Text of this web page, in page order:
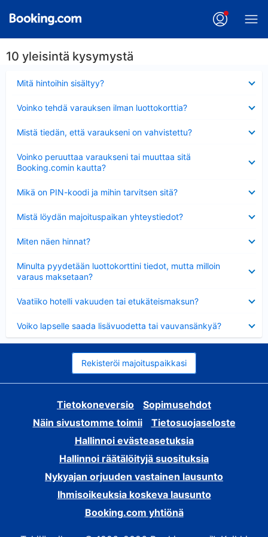
10 yleisintä kysymystä
Mitä hintoihin sisältyy?
Voinko tehdä varauksen ilman luottokorttia?
Mistä tiedän, että varaukseni on vahvistettu?
Voinko peruuttaa varaukseni tai muuttaa sitä
Booking.comin kautta?
Mikä on PIN-koodi ja mihin tarvitsen sitä?
Mistä löydän majoituspaikan yhteystiedot?
Miten näen hinnat?
Minulta pyydetään luottokorttini tiedot, mutta milloin
varaus maksetaan?
Vaatiiko hotelli vakuuden tai etukäteismaksun?
Voiko lapselle saada lisävuodetta tai vauvansänkyä?
Rekisteröi majoituspaikkasi
Tietokoneversio
Sopimusehdot
Näin sivustomme toimii
Tietosuojaseloste
Hallinnoi evästeasetuksia
Hallinnoi räätälöityjä suosituksia
Nykyajan orjuuden vastainen lausunto
Ihmisoikeuksia koskeva lausunto
Booking.com yhtiönä